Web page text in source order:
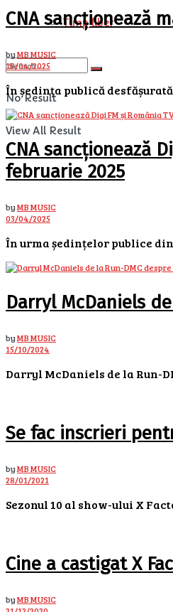
Timp liber
No Result
View All Result
CNA sancționează
byMB MUSIC
18/04/2025
În ședința publică
CNA sancționează
februarie 2025
byMB MUSIC
03/04/2025
În urma ședințelor publice
Darryl McDaniels
byMB MUSIC
15/10/2024
Darryl McDaniels de la Run-
Se fac inscrieri
byMB MUSIC
28/01/2021
Sezonul 10 al show-ului X
Cine a castigat X
byMB MUSIC